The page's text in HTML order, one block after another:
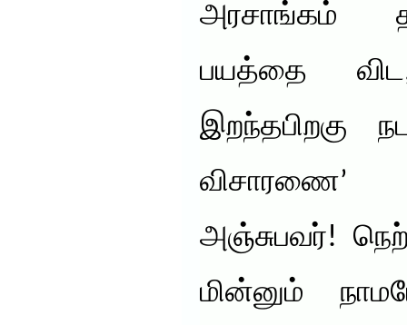
அரசாங்கம்
பயத்தை
இறந்தபிறகு
விசாரணை’
அஞ்சுபவர்!
மின்னும்